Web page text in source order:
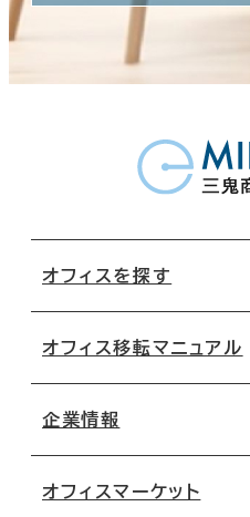
オフィスを探す
地図から探す
路線・駅から探す
オフィス移転マニュアル
移転コストシミュレーション
企業情報
オフィスマーケット